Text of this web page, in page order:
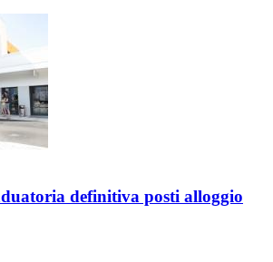
definitiva posti alloggio